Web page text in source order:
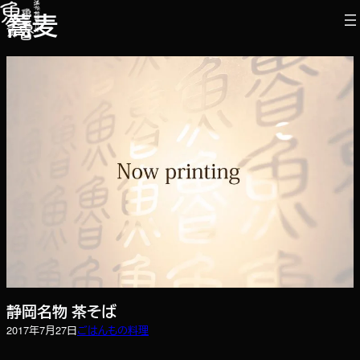
内
容
を
蕎麦
静岡名物 茶そば
2017年7月27日ごはんもの料理